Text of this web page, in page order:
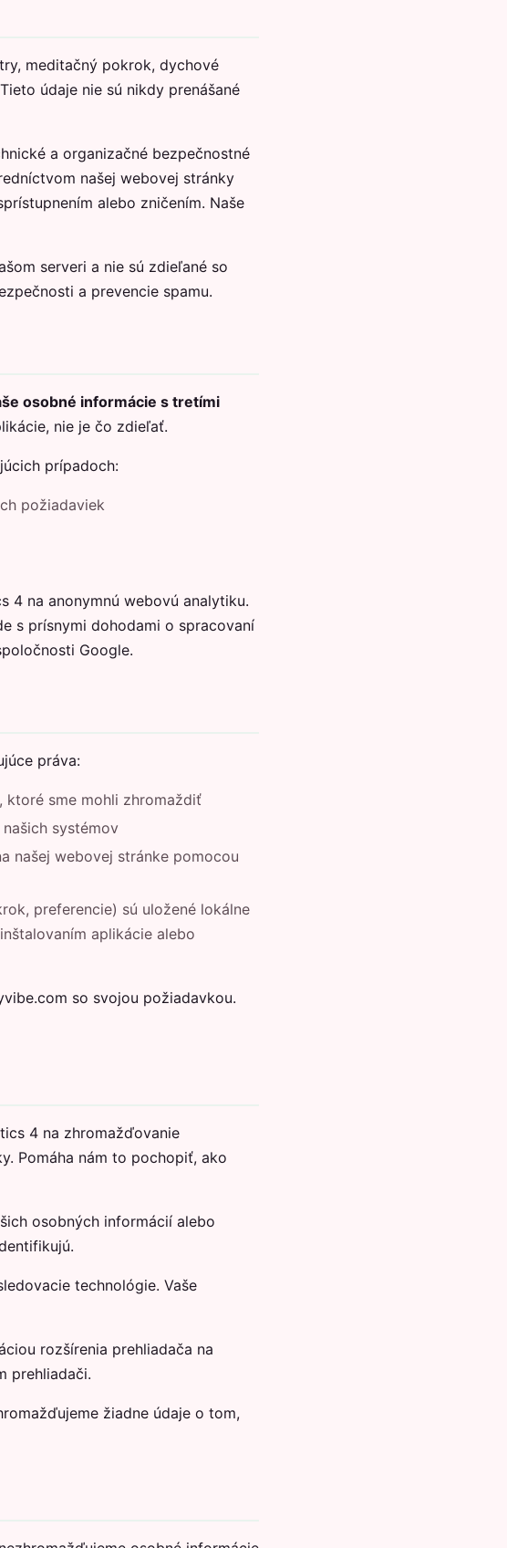
meditačný pokrok, dychové
údaje nie sú nikdy prenášané
a organizačné bezpečnostné
našej webovej stránky
alebo zničením. Naše
serveri a nie sú zdieľané so
a prevencie spamu.
osobné informácie s tretími
nie je čo zdieľať.
prípadoch:
požiadaviek
4 na anonymnú webovú analytiku.
s prísnymi dohodami o spracovaní
Google.
práva:
sme mohli zhromaždiť
systémov
našej webovej stránke pomocou
preferencie) sú uložené lokálne
aplikácie alebo
so svojou požiadavkou.
4 na zhromažďovanie
Pomáha nám to pochopiť, ako
osobných informácií alebo
technológie. Vaše
rozšírenia prehliadača na
prehliadači.
žiadne údaje o tom,